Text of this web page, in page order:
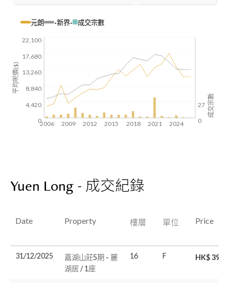
元朗 -新界- 成交宗數
27
0
2006 2009 2012 2015 2018 2021 2024
成交宗數
22,100
17,680
13,260
8,840
4,420
0
平均呎價($)
Yuen Long - 成交紀錄
Date Property 樓層 單位 Price
31/12/2025
嘉湖山莊5期 - 麗
湖居 / 1座
16 F HK$